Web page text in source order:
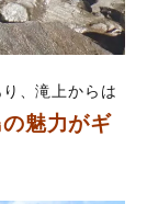
、滝上からは
魅力がギ